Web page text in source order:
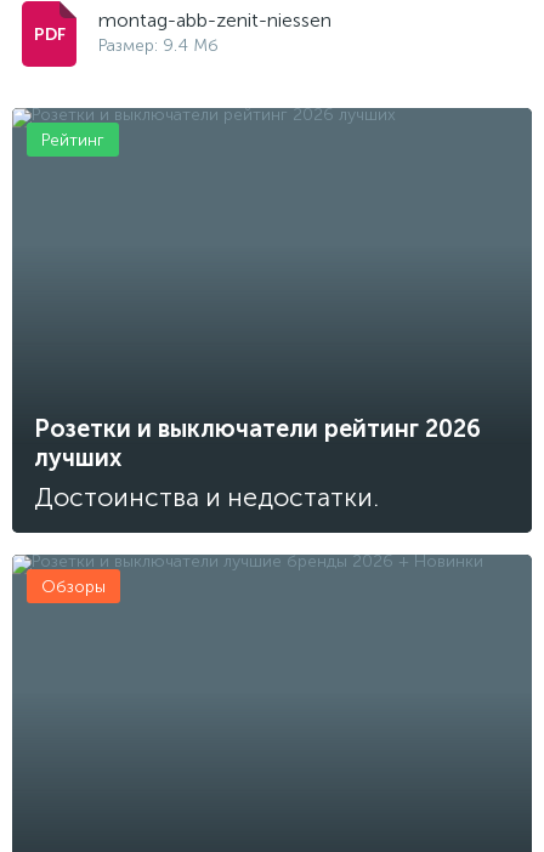
montag-abb-zenit-niessen
Размер: 9.4 Мб
Розетки и выключатели рейтинг 2026
лучших
Достоинства и недостатки.
Рейтинг
Обзоры